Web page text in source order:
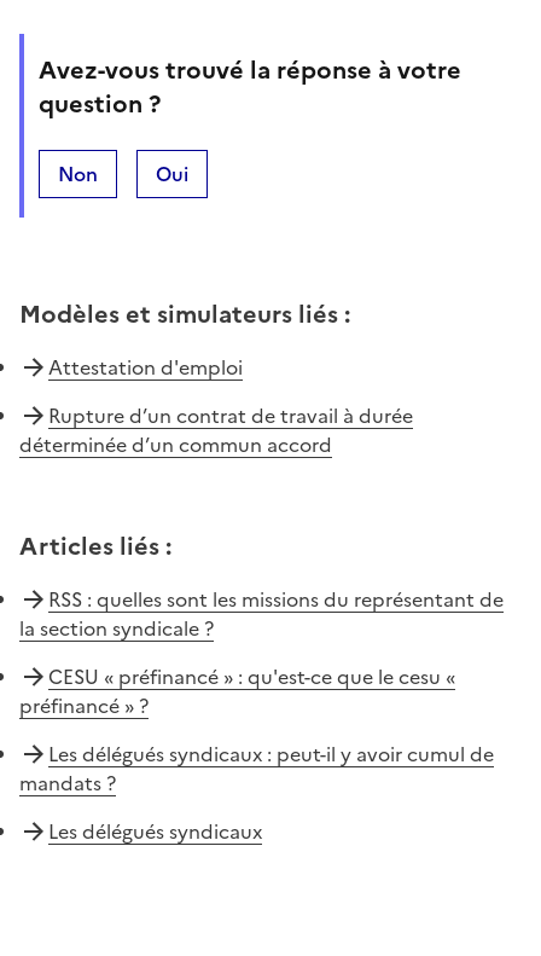
Avez-vous trouvé la réponse à votre
question ?
Non Oui
Modèles et simulateurs liés :
Attestation d'emploi
Rupture d’un contrat de travail à durée
déterminée d’un commun accord
Articles liés :
RSS : quelles sont les missions du représentant de
la section syndicale ?
CESU « préfinancé » : qu'est-ce que le cesu «
préfinancé » ?
Les délégués syndicaux : peut-il y avoir cumul de
mandats ?
Les délégués syndicaux